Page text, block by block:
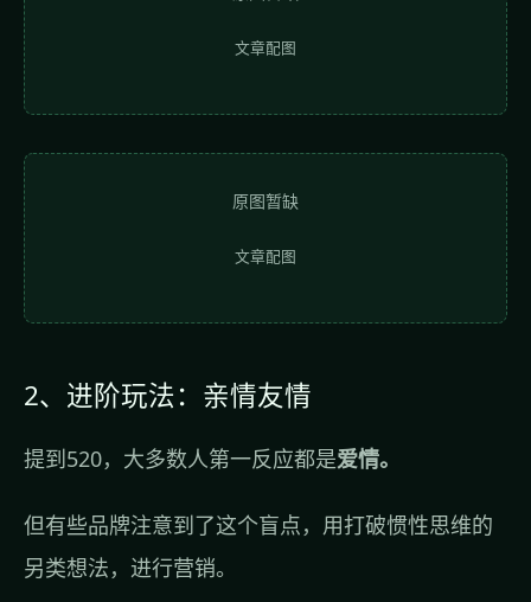
文章配图
原图暂缺
文章配图
2、进阶玩法：亲情友情
提到520，大多数人第一反应都是爱情。
但有些品牌注意到了这个盲点，用打破惯性思维的
另类想法，进行营销。